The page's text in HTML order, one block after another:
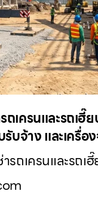
เครนและรถเฮี๊
บจ้าง และเครื่
เครนและรถเ